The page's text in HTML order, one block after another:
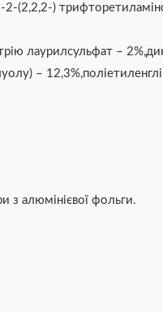
)
лаурилсульфат –
–
з алюмінієвої фольги.